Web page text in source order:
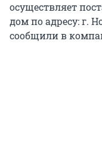
осуществляет
дом по адресу: г.
сообщили в